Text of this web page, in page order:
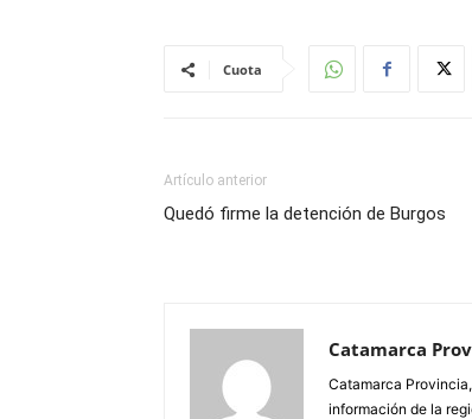
Cuota
Artículo anterior
Quedó firme la detención de Burgos
Catamarca
Catamarca
información de la